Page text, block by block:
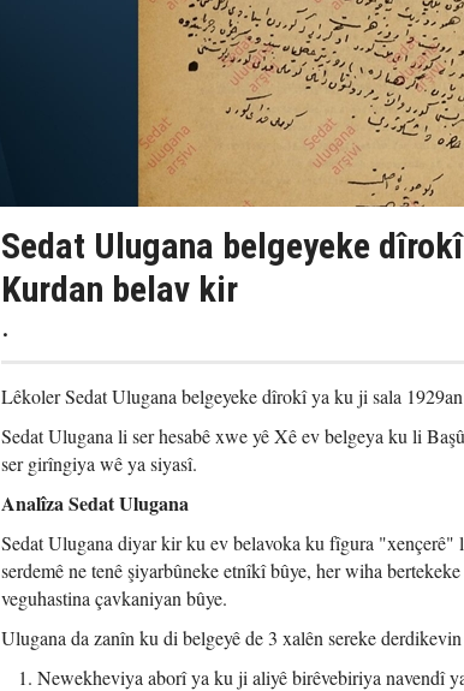
Sedat Ulugana belgeyeke
Kurdan belav kir
.
Lêkoler Sedat Ulugana belgeyeke dîrokî ya ku ji sala
Sedat Ulugana li ser hesabê xwe yê Xê ev belgeya ku li
ser girîngiya wê ya siyasî.
Analîza Sedat Ulugana
Sedat Ulugana diyar kir ku ev belavoka ku fîgura
serdemê ne tenê şiyarbûneke etnîkî bûye, her wiha
veguhastina çavkaniyan bûye.
Ulugana da zanîn ku di belgeyê de 3 xalên sereke derdikevin
Newekheviya aborî ya ku ji aliyê birêvebiriya navendî